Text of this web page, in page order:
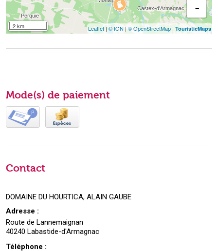
2 km
-
Leaflet|© IGN | © OpenStreetMap | TouristicMaps
Mode(s) de paiement
Contact
DOMAINE DU HOURTICA, ALAIN GAUBE
Adresse :
Route de Lannemaignan
40240 Labastide-d'Armagnac
Téléphone :